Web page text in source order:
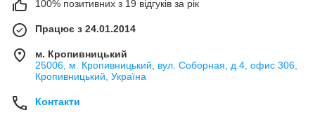
100% позитивних з 19 відгуків за рік
Працює з 24.01.2014
м. Кропивницький
25006, м. Кропивницький, вул. Соборная, д.4, офис 306,
Кропивницький, Україна
Контакти